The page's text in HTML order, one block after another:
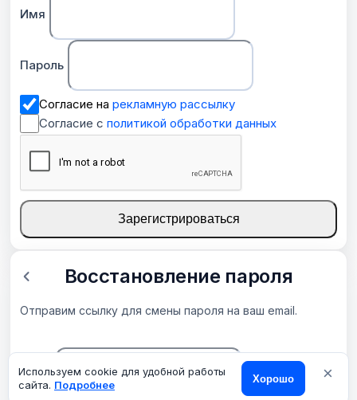
Используем cookie для удобной работы
сайта. Подробнее Хорошо ×
Имя
Пароль
Согласие на рекламную рассылку
Согласие с политикой обработки данных
Зарегистрироваться
Восстановление пароля
Отправим ссылку для смены пароля на ваш email.
Email